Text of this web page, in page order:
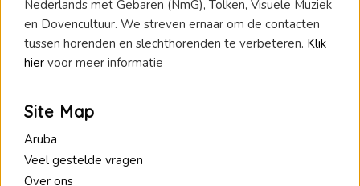
Nederlands met Gebaren (NmG), Tolken, Visuele Muziek
en Dovencultuur. We streven ernaar om de contacten
tussen horenden en slechthorenden te verbeteren. Klik
hier voor meer informatie
Site Map
Aruba
Veel gestelde vragen
Over ons